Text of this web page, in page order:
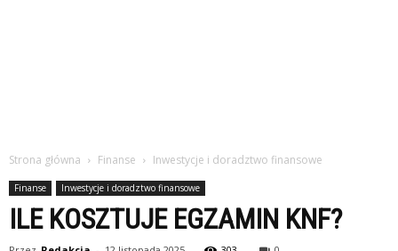
Strona główna Finanse Inwestycje i doradztwo finansowe
Finanse Inwestycje i doradztwo finansowe
ILE KOSZTUJE EGZAMIN KNF?